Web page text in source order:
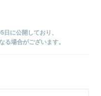
に公開しており、
る場合がございます。